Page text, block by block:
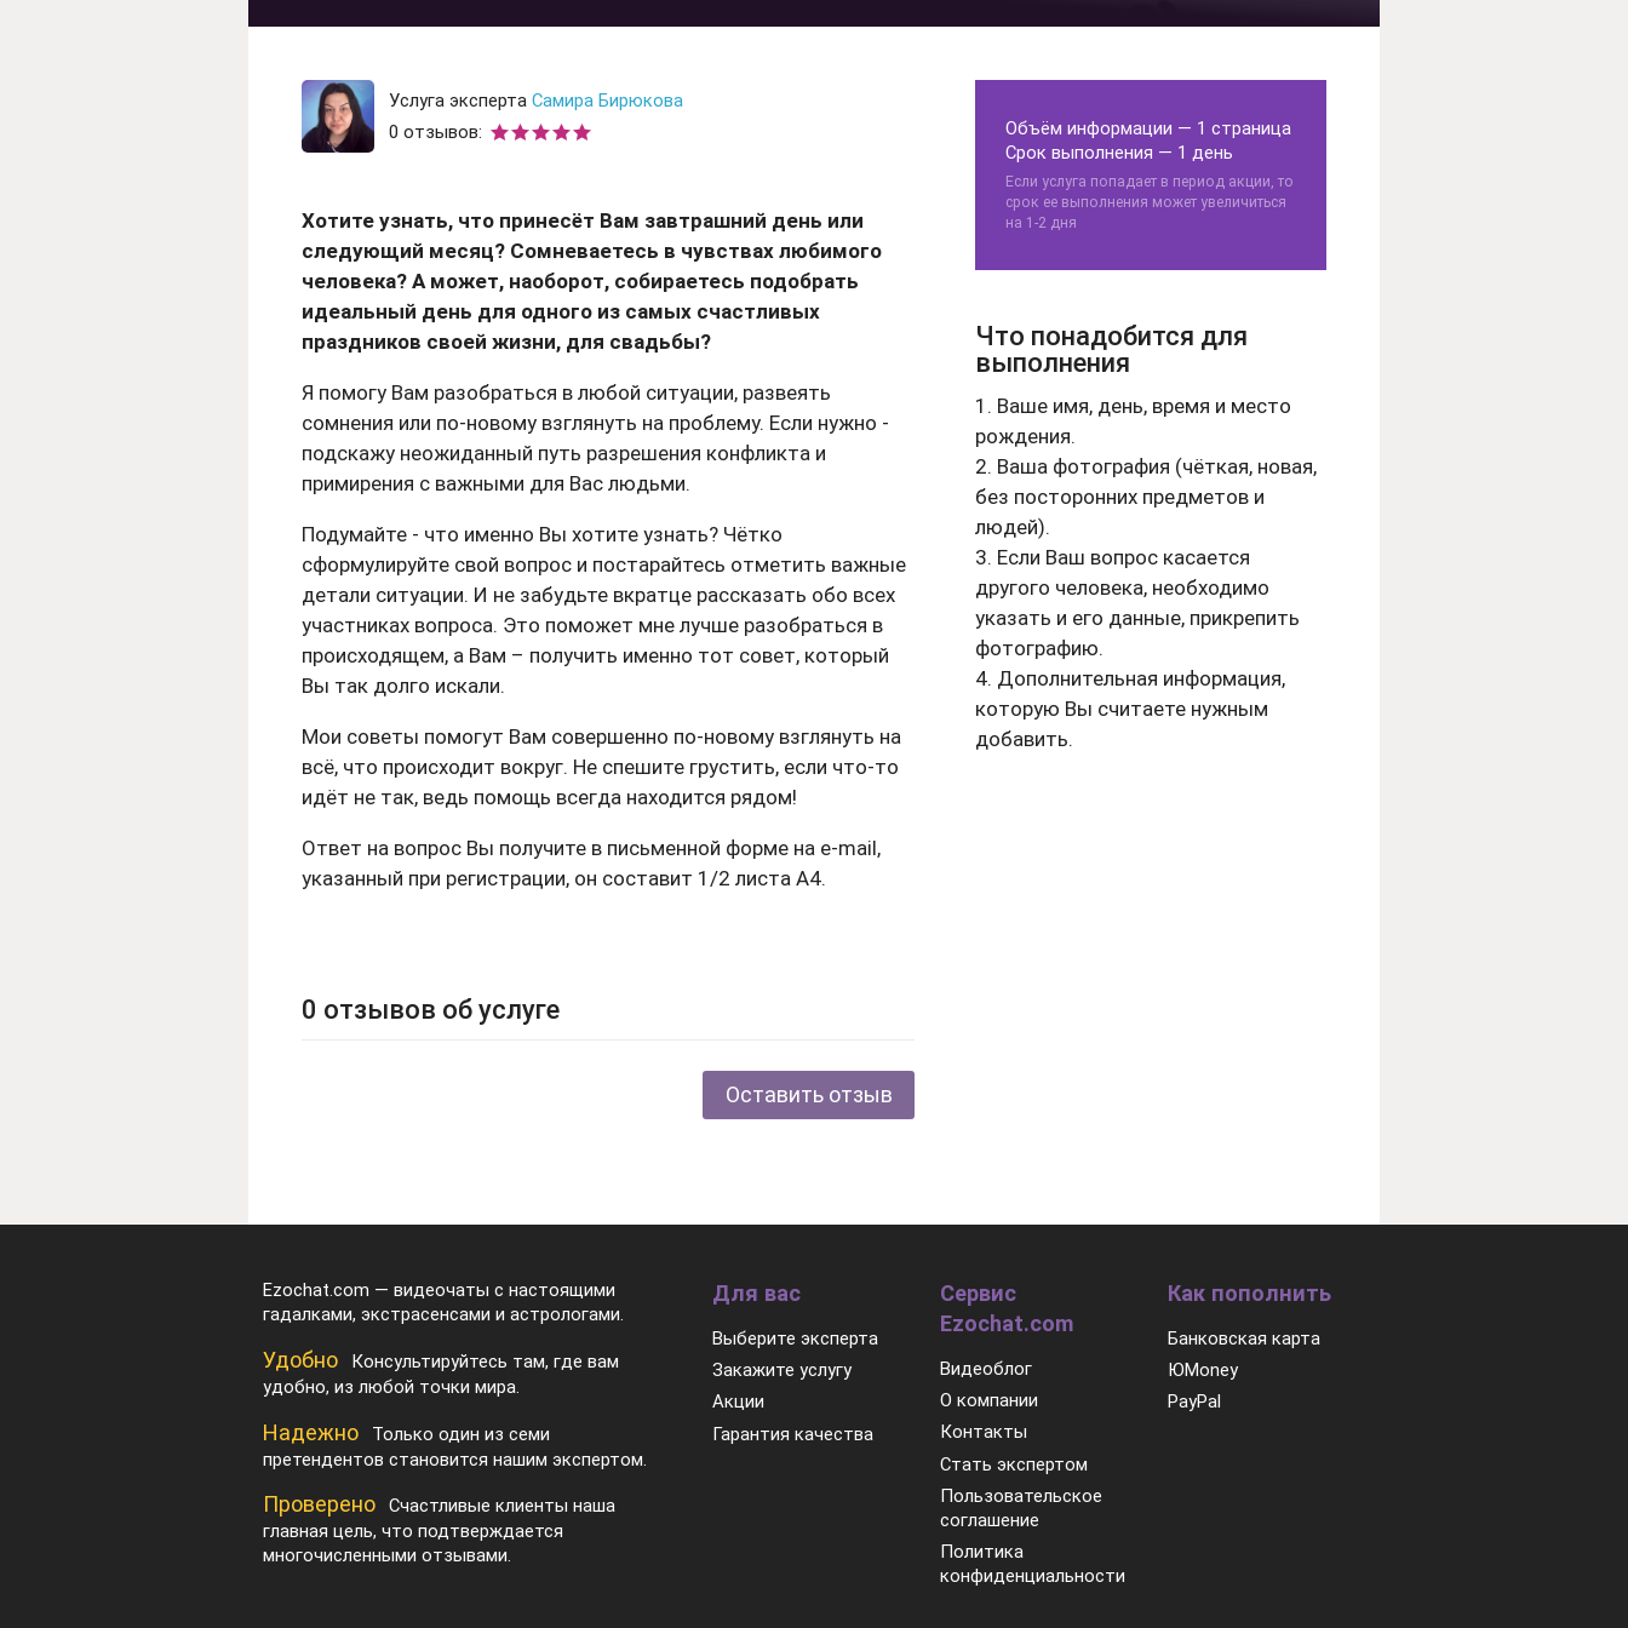
Гадание на отношения
Гадание на ситуацию
Услуга экспертаСамира Бирюкова
0 отзывов:
Хотите узнать, что принесёт Вам завтрашний день или
следующий месяц? Сомневаетесь в чувствах любимого
человека? А может, наоборот, собираетесь подобрать
идеальный день для одного из самых счастливых
праздников своей жизни, для свадьбы?
Я помогу Вам разобраться в любой ситуации, развеять
сомнения или по-новому взглянуть на проблему. Если нужно -
подскажу неожиданный путь разрешения конфликта и
примирения с важными для Вас людьми.
Подумайте - что именно Вы хотите узнать? Чётко
сформулируйте свой вопрос и постарайтесь отметить важные
детали ситуации. И не забудьте вкратце рассказать обо всех
участниках вопроса. Это поможет мне лучше разобраться в
происходящем, а Вам – получить именно тот совет, который
Вы так долго искали.
Мои советы помогут Вам совершенно по-новому взглянуть на
всё, что происходит вокруг. Не спешите грустить, если что-то
идёт не так, ведь помощь всегда находится рядом!
Ответ на вопрос Вы получите в письменной форме на e-mail,
указанный при регистрации, он составит 1/2 листа А4.
0 отзывов об услуге
Оставить отзыв
Объём информации — 1 страница
Срок выполнения — 1 день
Если услуга попадает в период акции, то
срок ее выполнения может увеличиться
на 1-2 дня
Что понадобится для
выполнения
1. Ваше имя, день, время и место
рождения.
2. Ваша фотография (чёткая, новая,
без посторонних предметов и
людей).
3. Если Ваш вопрос касается
другого человека, необходимо
указать и его данные, прикрепить
фотографию.
4. Дополнительная информация,
которую Вы считаете нужным
добавить.
Ezochat.com — видеочаты с настоящими
гадалками, экстрасенсами и астрологами.
Удобно
Консультируйтесь там, где вам
удобно, из любой точки мира.
Надежно
Только один из семи
претендентов становится нашим экспертом.
Проверено
Счастливые клиенты наша
главная цель, что подтверждается
многочисленными отзывами.
Для вас
Выберите эксперта
Закажите услугу
Акции
Гарантия качества
Сервис
Ezochat.com
Видеоблог
О компании
Контакты
Стать экспертом
Пользовательское
соглашение
Политика
конфиденциальности
Как пополнить
Банковская карта
ЮMoney
PayPal